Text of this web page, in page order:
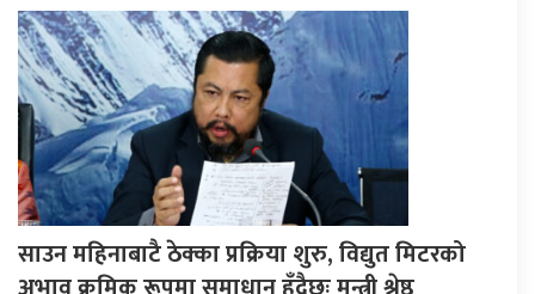
साउन महिनाबाटै ठेक्का प्रक्रिया शुरु, विद्युत मिटरको